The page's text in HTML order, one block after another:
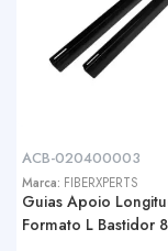
ACB-020400003
Marca: FIBERXPERTS
Guias Apoio
Formato L Bastidor